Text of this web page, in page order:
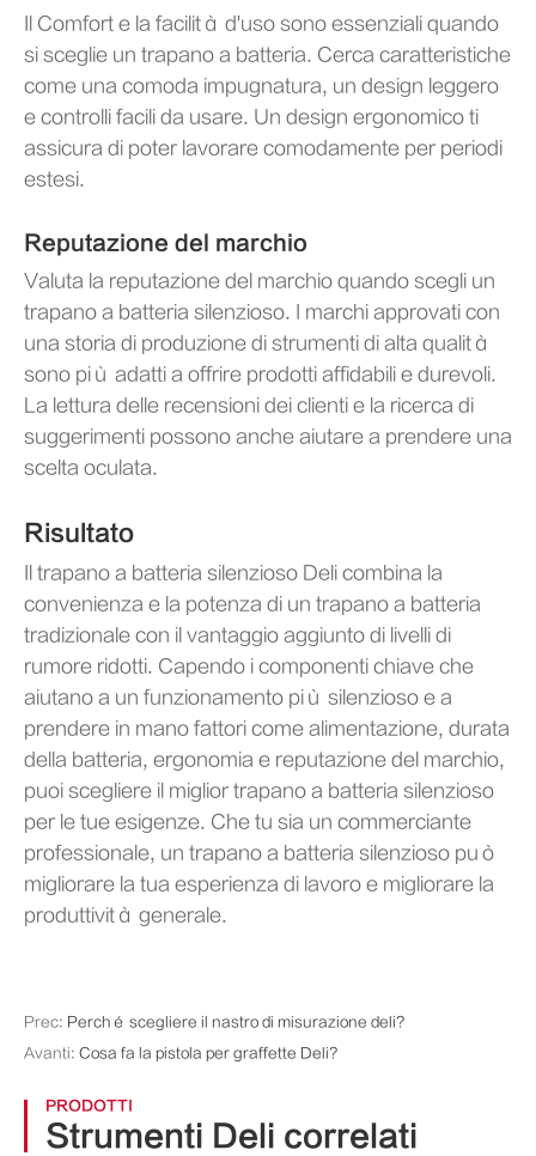
Il Comfort e la facilità d'uso sono essenziali quando
si sceglie un trapano a batteria. Cerca caratteristiche
come una comoda impugnatura, un design leggero
e controlli facili da usare. Un design ergonomico ti
assicura di poter lavorare comodamente per periodi
estesi.
Reputazione del marchio
Valuta la reputazione del marchio quando scegli un
trapano a batteria silenzioso. I marchi approvati con
una storia di produzione di strumenti di alta qualità
sono più adatti a offrire prodotti affidabili e durevoli.
La lettura delle recensioni dei clienti e la ricerca di
suggerimenti possono anche aiutare a prendere una
scelta oculata.
Risultato
Il trapano a batteria silenzioso Deli combina la
convenienza e la potenza di un trapano a batteria
tradizionale con il vantaggio aggiunto di livelli di
rumore ridotti. Capendo i componenti chiave che
aiutano a un funzionamento più silenzioso e a
prendere in mano fattori come alimentazione, durata
della batteria, ergonomia e reputazione del marchio,
puoi scegliere il miglior trapano a batteria silenzioso
per le tue esigenze. Che tu sia un commerciante
professionale, un trapano a batteria silenzioso può
migliorare la tua esperienza di lavoro e migliorare la
produttività generale.
Prec: Perché scegliere il nastro di misurazione deli?
Avanti: Cosa fa la pistola per graffette Deli?
PRODOTTI
Strumenti Deli correlati